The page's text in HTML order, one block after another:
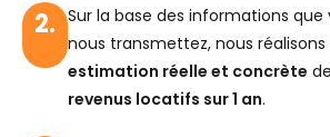
2. Sur la base des informations que
nous transmettez, nous réalisons
estimation réelle et concrète
revenus locatifs sur 1 an.